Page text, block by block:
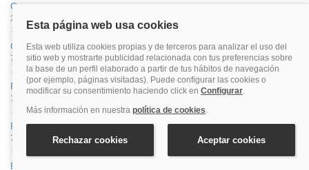
Ourense
35 hoteles
Oviedo
71 hoteles
Palencia
13 hoteles
Pamplona
73 hoteles
Pontevedra Ciudad